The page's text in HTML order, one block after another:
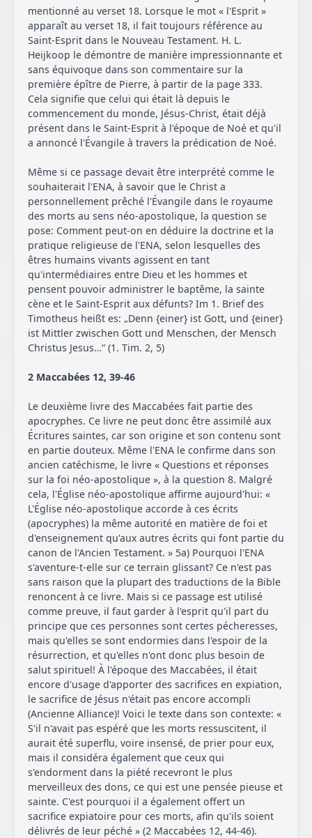
mentionné au verset 18. Lorsque le mot « l'Esprit »
apparaît au verset 18, il fait toujours référence au
Saint-Esprit dans le Nouveau Testament. H. L.
Heijkoop le démontre de manière impressionnante et
sans équivoque dans son commentaire sur la
première épître de Pierre, à partir de la page 333.
Cela signifie que celui qui était là depuis le
commencement du monde, Jésus-Christ, était déjà
présent dans le Saint-Esprit à l'époque de Noé et qu'il
a annoncé l'Évangile à travers la prédication de Noé.
Même si ce passage devait être interprété comme le
souhaiterait l'ENA, à savoir que le Christ a
personnellement prêché l'Évangile dans le royaume
des morts au sens néo-apostolique, la question se
pose: Comment peut-on en déduire la doctrine et la
pratique religieuse de l'ENA, selon lesquelles des
êtres humains vivants agissent en tant
qu'intermédiaires entre Dieu et les hommes et
pensent pouvoir administrer le baptême, la sainte
cène et le Saint-Esprit aux défunts? Im 1. Brief des
Timotheus heißt es: „Denn {einer} ist Gott, und {einer}
ist Mittler zwischen Gott und Menschen, der Mensch
Christus Jesus…“ (1. Tim. 2, 5)
2 Maccabées 12, 39-46
Le deuxième livre des Maccabées fait partie des
apocryphes. Ce livre ne peut donc être assimilé aux
Écritures saintes, car son origine et son contenu sont
en partie douteux. Même l'ENA le confirme dans son
ancien catéchisme, le livre « Questions et réponses
sur la foi néo-apostolique », à la question 8. Malgré
cela, l'Église néo-apostolique affirme aujourd'hui: «
L'Église néo-apostolique accorde à ces écrits
(apocryphes) la même autorité en matière de foi et
d'enseignement qu'aux autres écrits qui font partie du
canon de l'Ancien Testament. » 5a) Pourquoi l'ENA
s'aventure-t-elle sur ce terrain glissant? Ce n'est pas
sans raison que la plupart des traductions de la Bible
renoncent à ce livre. Mais si ce passage est utilisé
comme preuve, il faut garder à l'esprit qu'il part du
principe que ces personnes sont certes pécheresses,
mais qu'elles se sont endormies dans l'espoir de la
résurrection, et qu'elles n'ont donc plus besoin de
salut spirituel! À l'époque des Maccabées, il était
encore d'usage d'apporter des sacrifices en expiation,
le sacrifice de Jésus n'était pas encore accompli
(Ancienne Alliance)! Voici le texte dans son contexte: «
S'il n'avait pas espéré que les morts ressuscitent, il
aurait été superflu, voire insensé, de prier pour eux,
mais il considéra également que ceux qui
s'endorment dans la piété recevront le plus
merveilleux des dons, ce qui est une pensée pieuse et
sainte. C'est pourquoi il a également offert un
sacrifice expiatoire pour ces morts, afin qu'ils soient
délivrés de leur péché » (2 Maccabées 12, 44-46).